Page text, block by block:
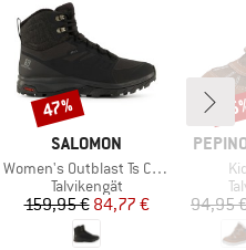
MERKKI
SALOMON
Tuote
Women's Outblast Ts CSWP
Tuoteryhmä
Talvikengät
Hinta
159,95 €Alennettu hinta
84,77 €
Alennus
47%
94,95